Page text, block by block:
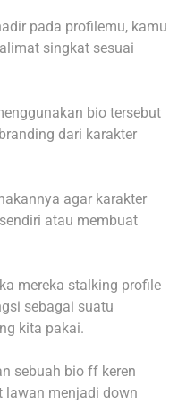
pada profilemu, kamu
singkat sesuai
bio tersebut
dari karakter
agar karakter
atau membuat
mereka stalking profile
sebagai suatu
kita pakai.
sebuah bio ff keren
lawan menjadi down